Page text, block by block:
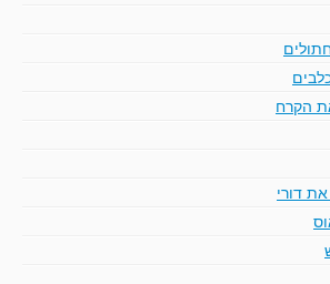
הקרח
דורי